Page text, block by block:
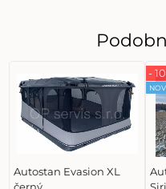
Autostan Evasion XL
-